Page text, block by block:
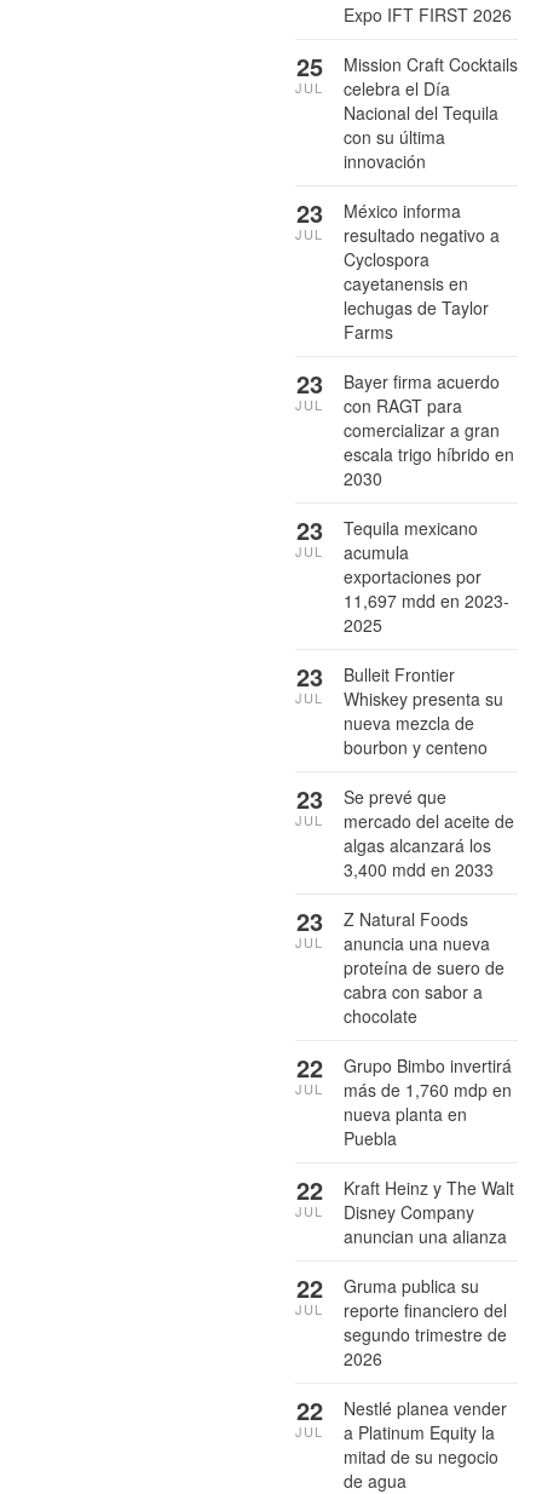
Expo IFT FIRST 2026
Mission Craft Cocktails
celebra el Día
Nacional del Tequila
con su última
innovación
25
JUL
México informa
resultado negativo a
Cyclospora
cayetanensis en
lechugas de Taylor
Farms
23
JUL
Bayer firma acuerdo
con RAGT para
comercializar a gran
escala trigo híbrido en
2030
23
JUL
Tequila mexicano
acumula
exportaciones por
11,697 mdd en 2023-
2025
23
JUL
Bulleit Frontier
Whiskey presenta su
nueva mezcla de
bourbon y centeno
23
JUL
Se prevé que
mercado del aceite de
algas alcanzará los
3,400 mdd en 2033
23
JUL
Z Natural Foods
anuncia una nueva
proteína de suero de
cabra con sabor a
chocolate
23
JUL
Grupo Bimbo invertirá
más de 1,760 mdp en
nueva planta en
Puebla
22
JUL
Kraft Heinz y The Walt
Disney Company
anuncian una alianza
22
JUL
Gruma publica su
reporte financiero del
segundo trimestre de
2026
22
JUL
Nestlé planea vender
a Platinum Equity la
mitad de su negocio
de agua
22
JUL